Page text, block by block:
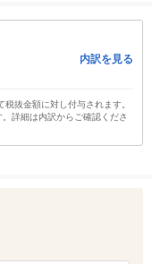
内訳を見る
抜金額に対し付与されます。
詳細は内訳からご確認くださ